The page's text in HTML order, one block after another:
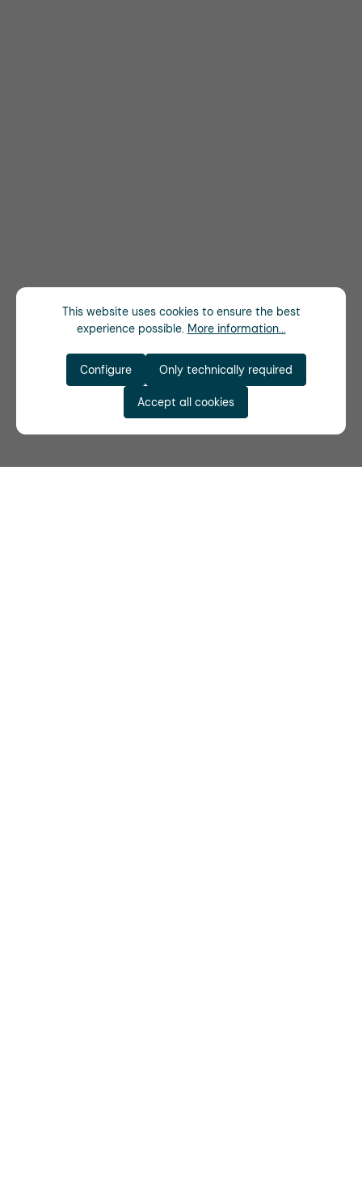
This website uses cookies to ensure the best
experience possible. More information...
Only technically required
Configure
Accept all cookies